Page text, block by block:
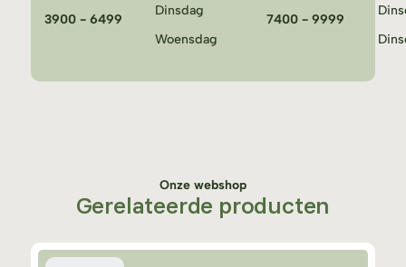
3900 - 6499
Dinsdag
Woensdag
7400 - 9999
Onze webshop
Gerelateerde producten